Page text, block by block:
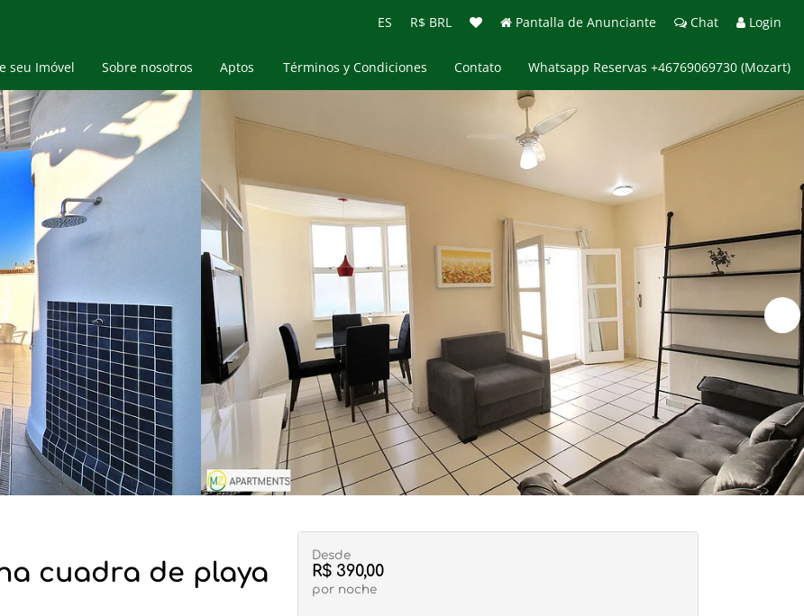
ES R$ BRL Pantalla de Anunciante Chat Login
seu Imóvel
Sobre nosotros
Aptos
Propriedades de Temporada
Compra & Venda
Términos y Condiciones Contato Whatsapp Reservas +46769069730 (Mozart)
cuadra de playa
Desde
R$ 390,00
por noche